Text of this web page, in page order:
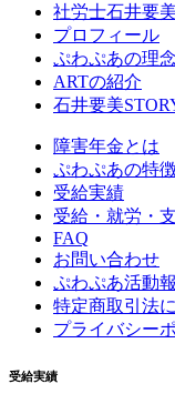
社労士石井要
プロフィール
ぷわぷあの理念
ARTの紹介
石井要美
障害年金とは
ぷわぷあの特
受給実績
受給・就労・
FAQ
お問い合わせ
ぷわぷあ活動
特定商取引法
プライバシー
受給実績